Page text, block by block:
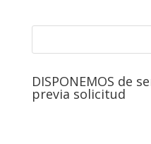
DISPONEMOS de
previa solicitud